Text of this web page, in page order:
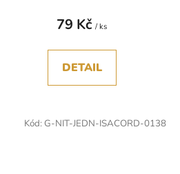
79 Kč/ ks
DETAIL
Kód: G-NIT-JEDN-ISACORD-0138